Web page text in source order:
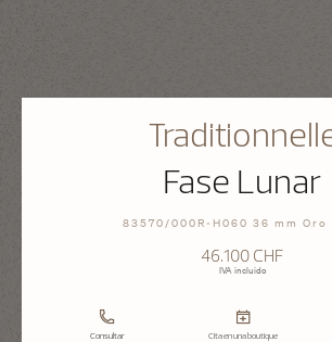
Fase Lunar
83570/000R-H060 36 mm Oro
46.100 CHF
IVA incluido
Consultar Cita en una boutique